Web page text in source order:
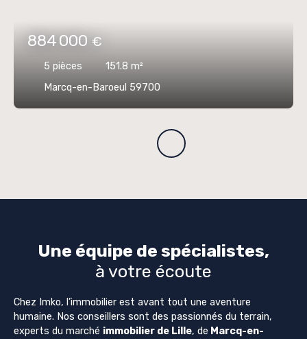
884 000 €
5 pièces 151.8 m²
Marcq-en-Baroeul 59700
Une équipe de spécialistes,
à votre écoute
Chez Imko, l’immobilier est avant tout une aventure
humaine. Nos conseillers sont des passionnés du terrain,
experts du marché immobilier de Lille, de Marcq-en-